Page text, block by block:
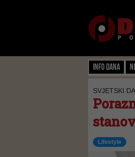
Info dana
SVJETSKI
Lifestyle